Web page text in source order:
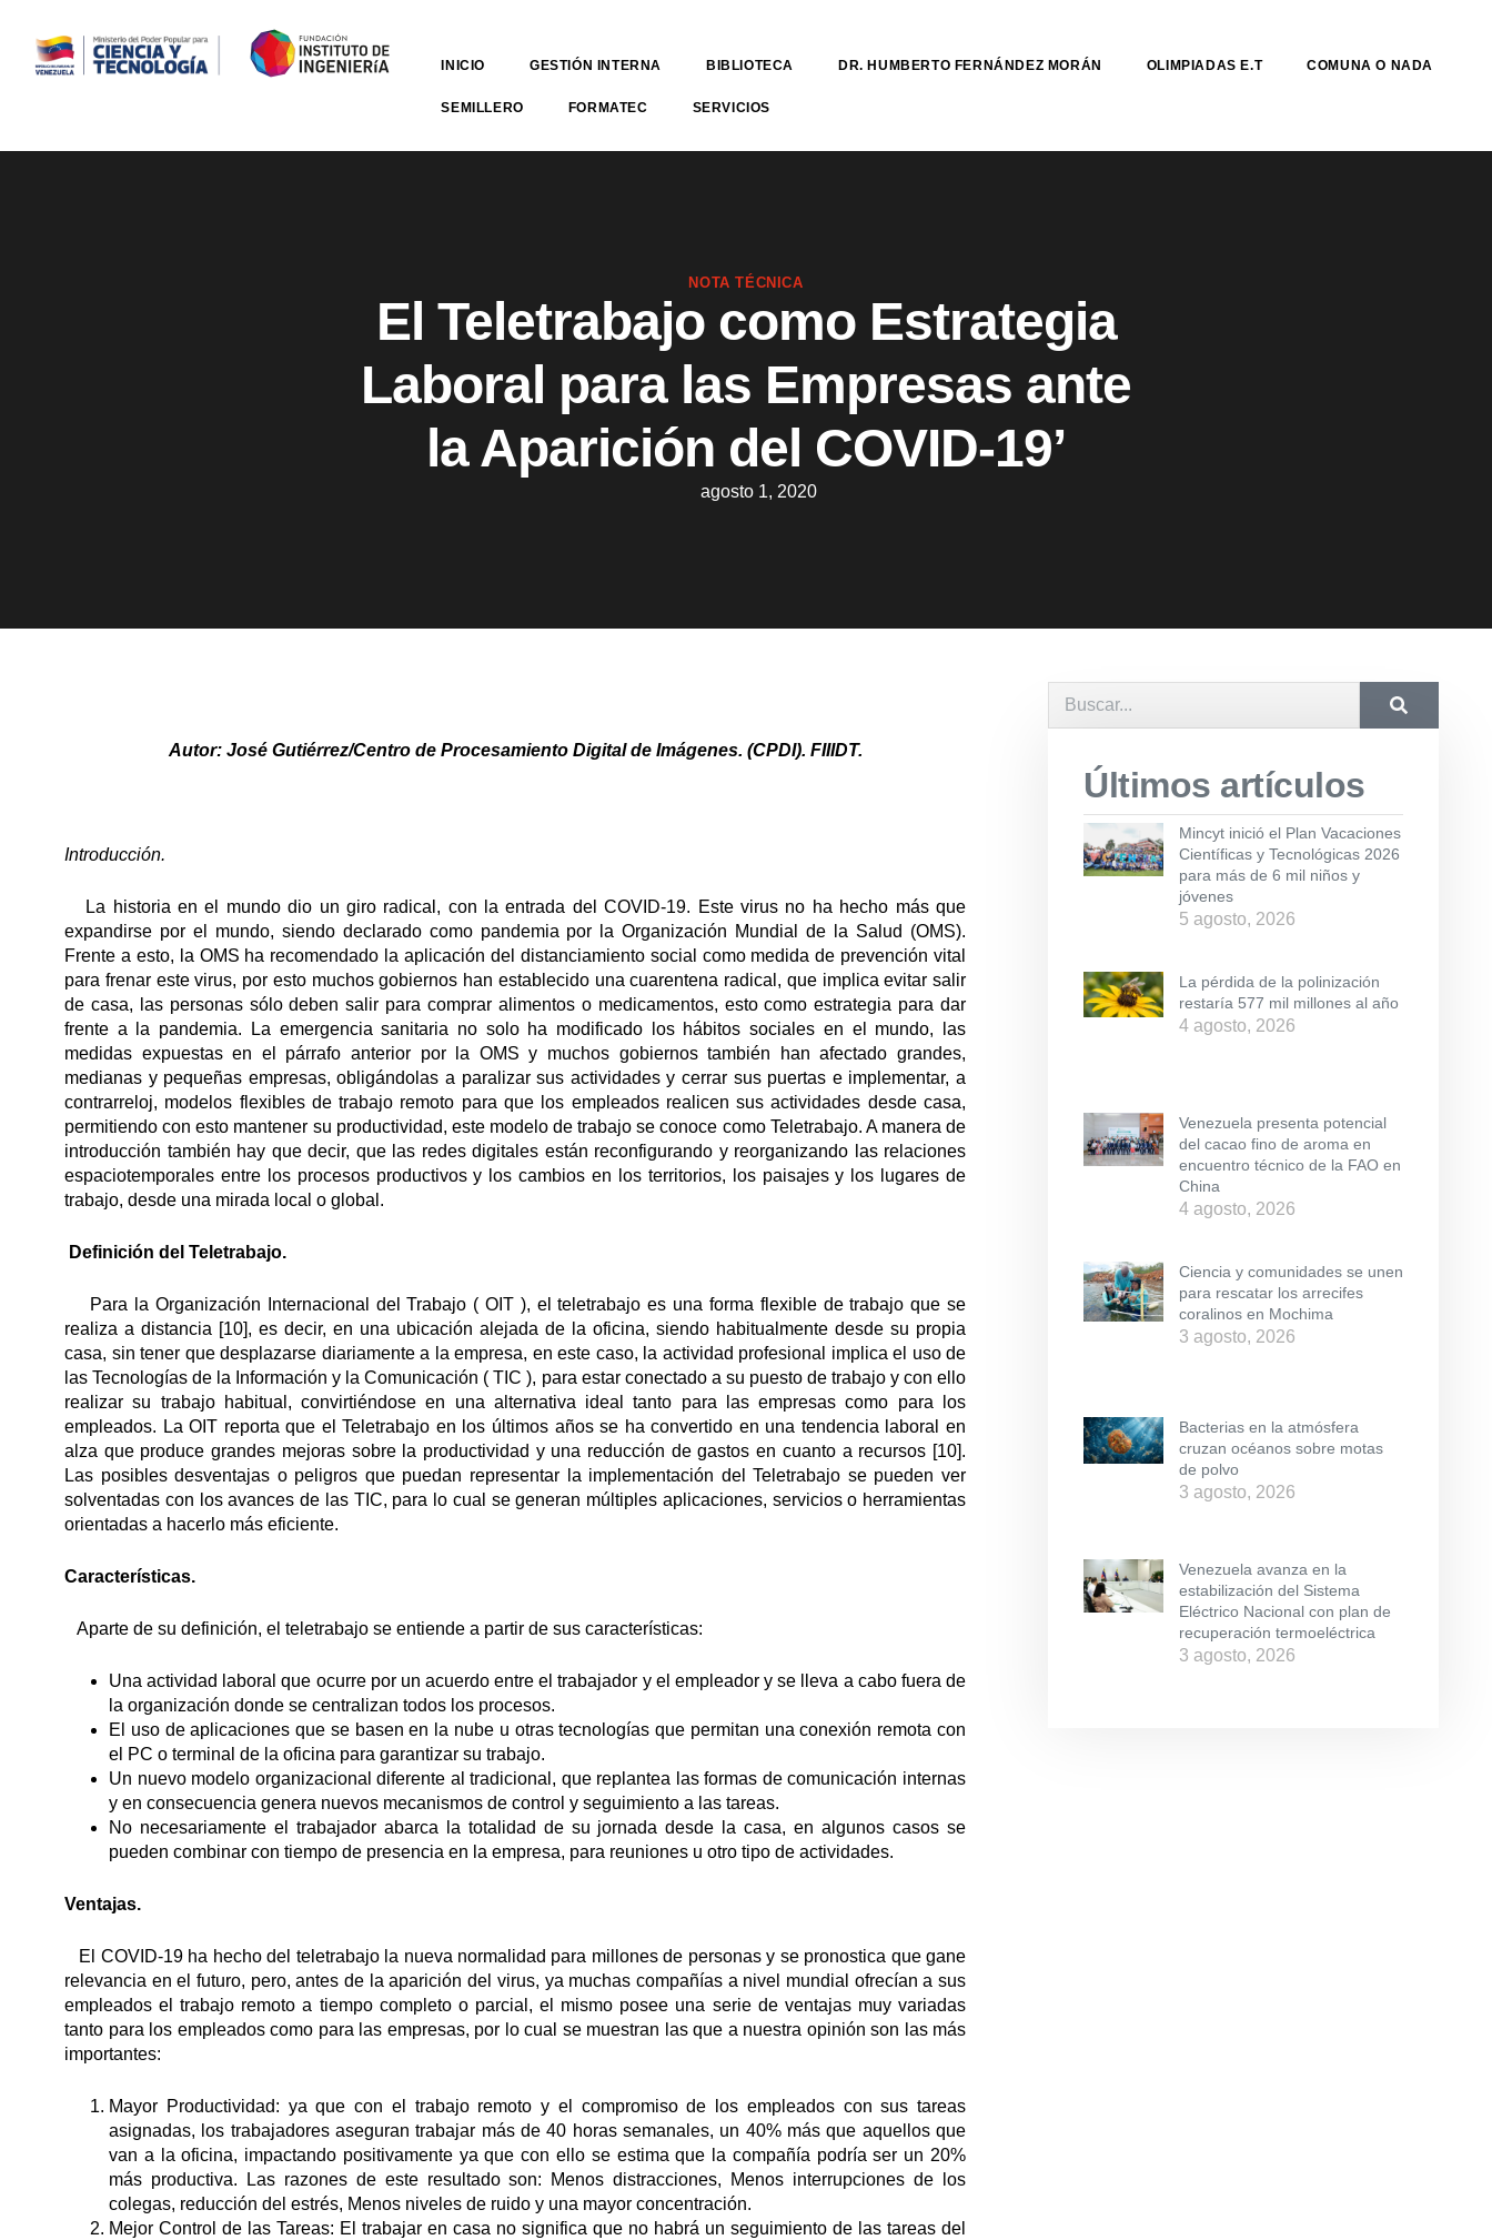
INICIO GESTIÓN INTERNA BIBLIOTECA DR. HUMBERTO FERNÁNDEZ MORÁN OLIMPIADAS E.T COMUNA O NADA
SEMILLERO FORMATEC SERVICIOS
NOTA TÉCNICA
El Teletrabajo como Estrategia
Laboral para las Empresas ante
la Aparición del COVID-19’
agosto 1, 2020
Autor: José Gutiérrez/Centro de Procesamiento Digital de Imágenes. (CPDI). FIIIDT.
Introducción.
La historia en el mundo dio un giro radical, con la entrada del COVID-19. Este virus no ha hecho más que
expandirse por el mundo, siendo declarado como pandemia por la Organización Mundial de la Salud (OMS).
Frente a esto, la OMS ha recomendado la aplicación del distanciamiento social como medida de prevención vital
para frenar este virus, por esto muchos gobiernos han establecido una cuarentena radical, que implica evitar salir
de casa, las personas sólo deben salir para comprar alimentos o medicamentos, esto como estrategia para dar
frente a la pandemia. La emergencia sanitaria no solo ha modificado los hábitos sociales en el mundo, las
medidas expuestas en el párrafo anterior por la OMS y muchos gobiernos también han afectado grandes,
medianas y pequeñas empresas, obligándolas a paralizar sus actividades y cerrar sus puertas e implementar, a
contrarreloj, modelos flexibles de trabajo remoto para que los empleados realicen sus actividades desde casa,
permitiendo con esto mantener su productividad, este modelo de trabajo se conoce como Teletrabajo. A manera de
introducción también hay que decir, que las redes digitales están reconfigurando y reorganizando las relaciones
espaciotemporales entre los procesos productivos y los cambios en los territorios, los paisajes y los lugares de
trabajo, desde una mirada local o global.
Definición del Teletrabajo.
Para la Organización Internacional del Trabajo ( OIT ), el teletrabajo es una forma flexible de trabajo que se
realiza a distancia [10], es decir, en una ubicación alejada de la oficina, siendo habitualmente desde su propia
casa, sin tener que desplazarse diariamente a la empresa, en este caso, la actividad profesional implica el uso de
las Tecnologías de la Información y la Comunicación ( TIC ), para estar conectado a su puesto de trabajo y con ello
realizar su trabajo habitual, convirtiéndose en una alternativa ideal tanto para las empresas como para los
empleados. La OIT reporta que el Teletrabajo en los últimos años se ha convertido en una tendencia laboral en
alza que produce grandes mejoras sobre la productividad y una reducción de gastos en cuanto a recursos [10].
Las posibles desventajas o peligros que puedan representar la implementación del Teletrabajo se pueden ver
solventadas con los avances de las TIC, para lo cual se generan múltiples aplicaciones, servicios o herramientas
orientadas a hacerlo más eficiente.
Características.
Aparte de su definición, el teletrabajo se entiende a partir de sus características:
Una actividad laboral que ocurre por un acuerdo entre el trabajador y el empleador y se lleva a cabo fuera de
la organización donde se centralizan todos los procesos.
El uso de aplicaciones que se basen en la nube u otras tecnologías que permitan una conexión remota con
el PC o terminal de la oficina para garantizar su trabajo.
Un nuevo modelo organizacional diferente al tradicional, que replantea las formas de comunicación internas
y en consecuencia genera nuevos mecanismos de control y seguimiento a las tareas.
No necesariamente el trabajador abarca la totalidad de su jornada desde la casa, en algunos casos se
pueden combinar con tiempo de presencia en la empresa, para reuniones u otro tipo de actividades.
Ventajas.
El COVID-19 ha hecho del teletrabajo la nueva normalidad para millones de personas y se pronostica que gane
relevancia en el futuro, pero, antes de la aparición del virus, ya muchas compañías a nivel mundial ofrecían a sus
empleados el trabajo remoto a tiempo completo o parcial, el mismo posee una serie de ventajas muy variadas
tanto para los empleados como para las empresas, por lo cual se muestran las que a nuestra opinión son las más
importantes:
Mayor Productividad: ya que con el trabajo remoto y el compromiso de los empleados con sus tareas
asignadas, los trabajadores aseguran trabajar más de 40 horas semanales, un 40% más que aquellos que
van a la oficina, impactando positivamente ya que con ello se estima que la compañía podría ser un 20%
más productiva. Las razones de este resultado son: Menos distracciones, Menos interrupciones de los
colegas, reducción del estrés, Menos niveles de ruido y una mayor concentración.
Mejor Control de las Tareas: El trabajar en casa no significa que no habrá un seguimiento de las tareas del
Últimos artículos
Mincyt inició el Plan Vacaciones
Científicas y Tecnológicas 2026
para más de 6 mil niños y
jóvenes
5 agosto, 2026
La pérdida de la polinización
restaría 577 mil millones al año
4 agosto, 2026
Venezuela presenta potencial
del cacao fino de aroma en
encuentro técnico de la FAO en
China
4 agosto, 2026
Ciencia y comunidades se unen
para rescatar los arrecifes
coralinos en Mochima
3 agosto, 2026
Bacterias en la atmósfera
cruzan océanos sobre motas
de polvo
3 agosto, 2026
Venezuela avanza en la
estabilización del Sistema
Eléctrico Nacional con plan de
recuperación termoeléctrica
3 agosto, 2026